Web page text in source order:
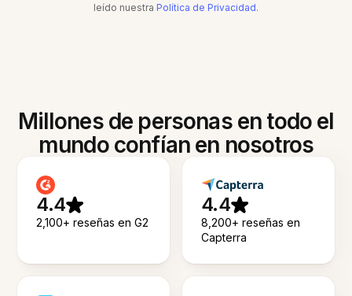
leído nuestra Política de Privacidad.
Millones de personas en todo el
mundo confían en nosotros
4.4
2,100+ reseñas en G2
4.4
8,200+ reseñas en
Capterra